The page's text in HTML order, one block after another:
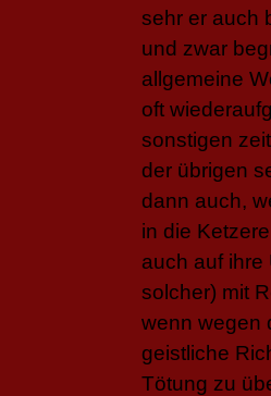
sehr er auch
und zwar
allgemeine
oft
sonstigen
der übrigen
dann auch,
in die
auch auf ihre
solcher) mit
wenn wegen
geistliche
Tötung zu